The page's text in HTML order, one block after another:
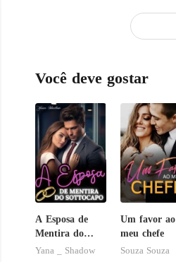
Você deve gostar
A Esposa de
Mentira do
Sottocapo
Yana _ Shadow
Um favor ao
meu chefe
Souza Souza